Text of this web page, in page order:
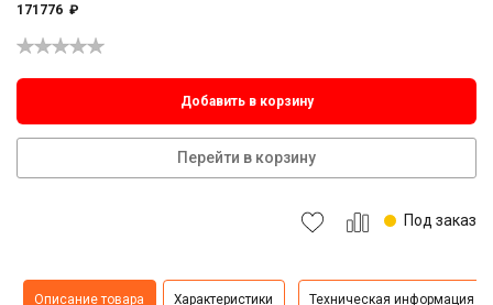
171776 ₽
Добавить в корзину
Перейти в корзину
Под заказ
Описание товара Характеристики Техническая информация